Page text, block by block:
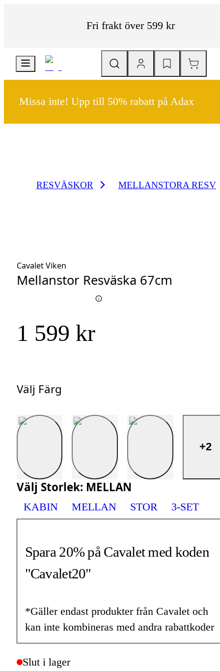
Fri frakt över 599 kr
Missa inte! Upp till 50% rabatt på Adax
RESVÄSKOR MELLANSTORA
Cavalet Viken
Mellanstor Resväska 67cm
1 599 kr
Välj Färg
Välj Färg
+2
Välj Storlek: MELLAN
KABIN MELLAN STOR 3-SET
Spara 20% på Cavalet med koden
"Cavalet20"
*Gäller endast produkter från Cavalet och
kan inte kombineras med andra rabattkoder
Slut i lager